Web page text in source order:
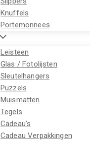
Knuffels
Portemonnees
Leisteen
Glas / Fotolijsten
Sleutelhangers
Puzzels
Muismatten
Tegels
Cadeau’s
Cadeau Verpakkingen